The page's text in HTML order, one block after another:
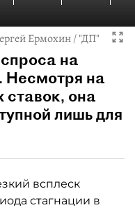
Ермохин / "ДП"
на
Несмотря на
она
лишь для
всплеск
стагнации в